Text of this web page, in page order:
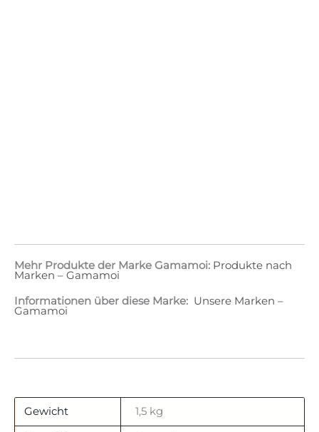
Mehr Produkte der Marke Gamamoi: Produkte nach
Marken – Gamamoi
Informationen über diese Marke: Unsere Marken –
Gamamoi
Gewicht 1,5 kg